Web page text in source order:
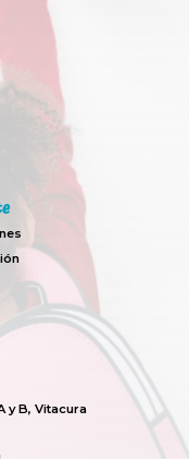
y B, Vitacura